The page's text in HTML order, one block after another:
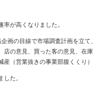
が高くなりました。
画の目線で市場調査計画を立て、
店の意見、買った客の意見、在庫
（営業抜きの事業部腹くくり）
た。